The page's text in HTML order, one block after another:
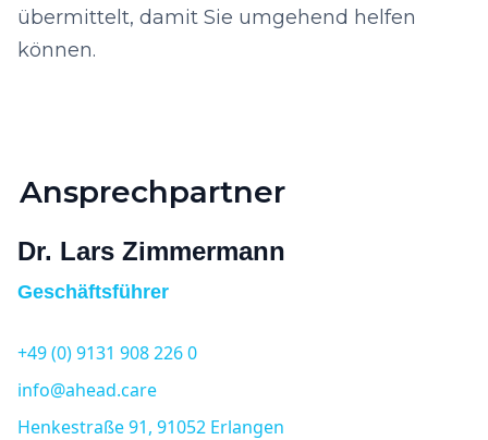
übermittelt, damit Sie umgehend helfen
können.
Ansprechpartner
Dr. Lars Zimmermann
Geschäftsführer
+49 (0) 9131 908 226 0
info@ahead.care
Henkestraße 91, 91052 Erlangen